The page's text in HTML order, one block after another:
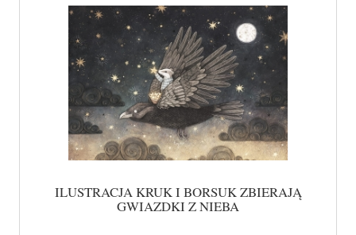
ILUSTRACJA KRUK I BORSUK ZBIERAJĄ
GWIAZDKI Z NIEBA